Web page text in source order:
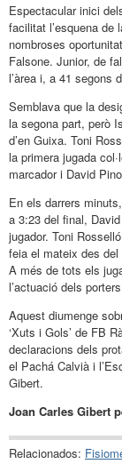
Espectacular inici
facilitat l’esquena de
nombroses
Falsone. Junior, de
l’àrea i, a 41 segons
Semblava que la
la segona part, però
d’en Guixa. Toni
la primera jugada
marcador i David
En els darrers
a 3:23 del final,
jugador. Toni
feia el mateix des del
A més de tots els
l’actuació dels
Aquest diumenge
‘Xuts i Gols’ de FB
declaracions dels
el Pachá Calvià i
Gibert.
Joan Carles Gibert
Relacionados: